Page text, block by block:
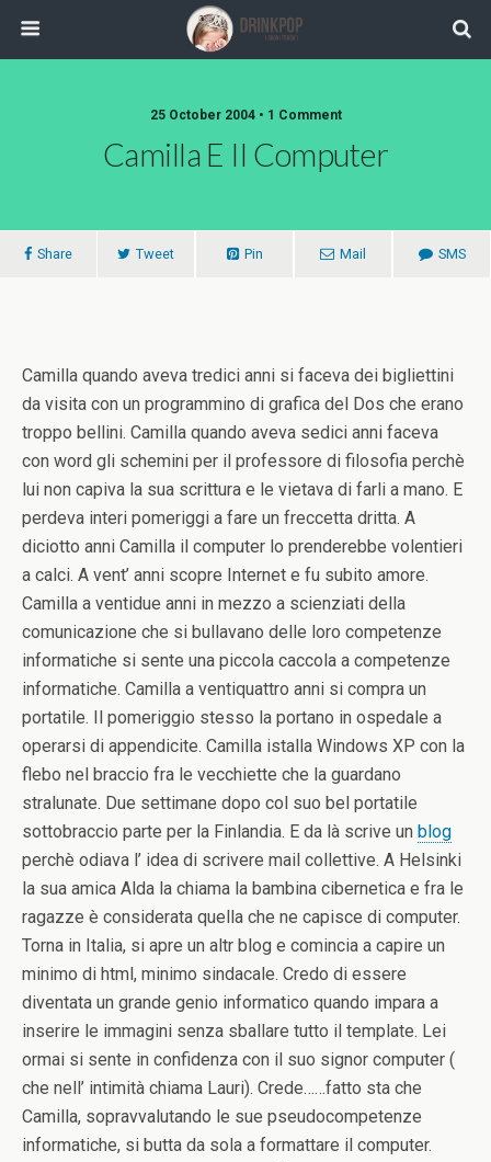
25 October 2004 • 1 Comment
Camilla E Il Computer
Share Tweet Pin Mail SMS
Camilla quando aveva tredici anni si faceva dei bigliettini
da visita con un programmino di grafica del Dos che erano
troppo bellini. Camilla quando aveva sedici anni faceva
con word gli schemini per il professore di filosofia perchè
lui non capiva la sua scrittura e le vietava di farli a mano. E
perdeva interi pomeriggi a fare un freccetta dritta. A
diciotto anni Camilla il computer lo prenderebbe volentieri
a calci. A vent’ anni scopre Internet e fu subito amore.
Camilla a ventidue anni in mezzo a scienziati della
comunicazione che si bullavano delle loro competenze
informatiche si sente una piccola caccola a competenze
informatiche. Camilla a ventiquattro anni si compra un
portatile. Il pomeriggio stesso la portano in ospedale a
operarsi di appendicite. Camilla istalla Windows XP con la
flebo nel braccio fra le vecchiette che la guardano
stralunate. Due settimane dopo col suo bel portatile
sottobraccio parte per la Finlandia. E da là scrive un blog
perchè odiava l’ idea di scrivere mail collettive. A Helsinki
la sua amica Alda la chiama la bambina cibernetica e fra le
ragazze è considerata quella che ne capisce di computer.
Torna in Italia, si apre un altr blog e comincia a capire un
minimo di html, minimo sindacale. Credo di essere
diventata un grande genio informatico quando impara a
inserire le immagini senza sballare tutto il template. Lei
ormai si sente in confidenza con il suo signor computer (
che nell’ intimità chiama Lauri). Crede……fatto sta che
Camilla, sopravvalutando le sue pseudocompetenze
informatiche, si butta da sola a formattare il computer.